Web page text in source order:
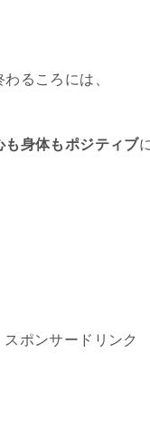
るころには、
も身体もポジティブ
スポンサードリンク